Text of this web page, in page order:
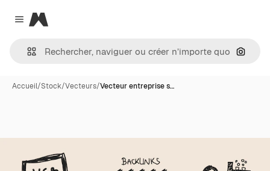
Close menu
Magnific
Accueil/Stock/Vecteurs/Vecteur entreprise s…